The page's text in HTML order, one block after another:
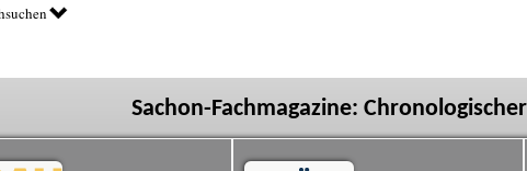
Sachon-Fachmagazine: